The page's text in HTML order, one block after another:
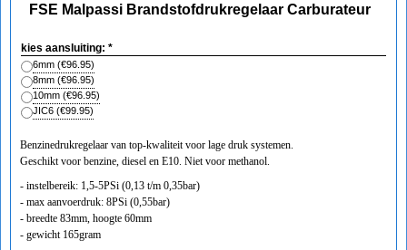
FSE Malpassi Brandstofdrukregelaar Carburateur
kies aansluiting: *
6mm (€96.95)
8mm (€96.95)
10mm (€96.95)
JIC6 (€99.95)
Benzinedrukregelaar van top-kwaliteit voor lage druk systemen.
Geschikt voor benzine, diesel en E10. Niet voor methanol.
- instelbereik: 1,5-5PSi (0,13 t/m 0,35bar)
- max aanvoerdruk: 8PSi (0,55bar)
- breedte 83mm, hoogte 60mm
- gewicht 165gram